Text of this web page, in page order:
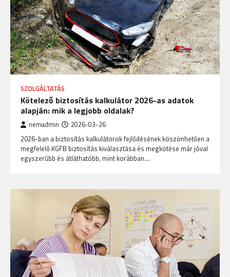
SZOLGÁLTATÁS
Kötelező biztosítás kalkulátor 2026-as adatok
alapján: mik a legjobb oldalak?
nemadmin 2026-03-26
2026-ban a biztosítás kalkulátorok fejlődésének köszönhetően a
megfelelő KGFB biztosítás kiválasztása és megkötése már jóval
egyszerűbb és átláthatóbb, mint korábban.…